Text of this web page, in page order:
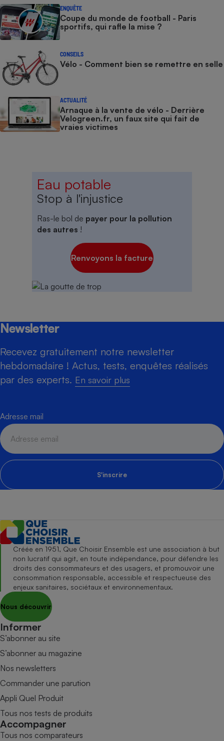
ENQUÊTE
Coupe du monde de football - Paris
sportifs, qui rafle la mise ?
CONSEILS
Vélo - Comment bien se remettre en selle
ACTUALITÉ
Arnaque à la vente de vélo - Derrière
Velogreen.fr, un faux site qui fait de
vraies victimes
Eau potable
Stop à l'injustice
Ras-le bol de payer pour la pollution
des autres !
Renvoyons la facture
Newsletter
Recevez gratuitement notre newsletter
hebdomadaire ! Actus, tests, enquêtes réalisés
par des experts. En savoir plus
Adresse mail
S'inscrire
Créée en 1951, Que Choisir Ensemble est une association à but
non lucratif qui agit, en toute indépendance, pour défendre les
droits des consommateurs et des usagers, et promouvoir une
consommation responsable, accessible et respectueuse des
enjeux sanitaires, sociétaux et environnementaux.
Nous découvrir
Informer
S’abonner au site
S’abonner au magazine
Nos newsletters
Commander une parution
Appli Quel Produit
Tous nos tests de produits
Accompagner
Tous nos comparateurs